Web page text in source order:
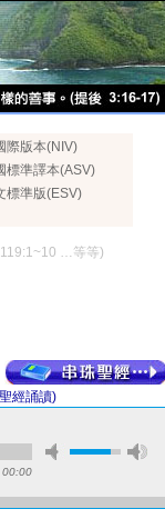
際版本(NIV)
標準譯本(ASV)
標準版(ESV)
…等等)
經誦讀)
00:00